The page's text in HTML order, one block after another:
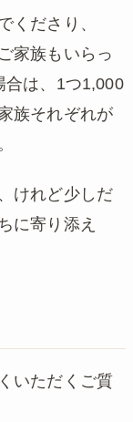
くださり、
家族もいらっ
合は、1つ1,000
族それぞれが
けれど少しだ
に寄り添え
いただくご質